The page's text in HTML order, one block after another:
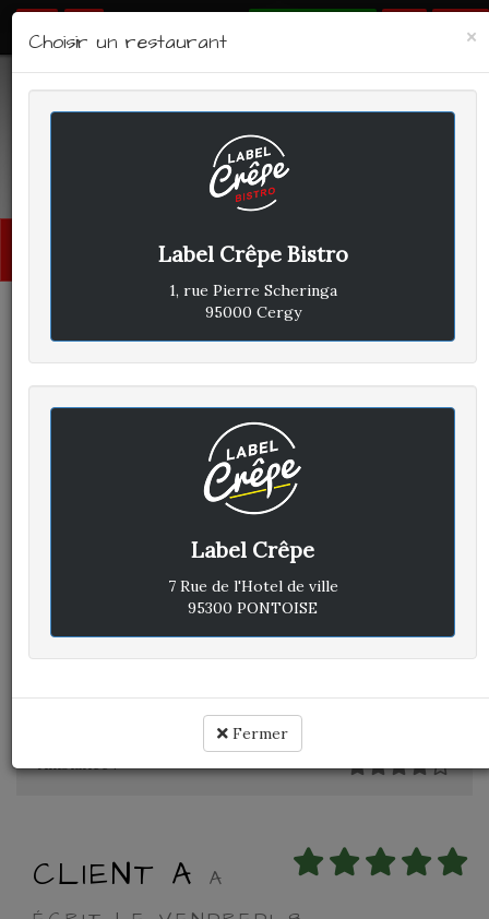
LABEL CRÊPE - BISTRO
CLIENT A A
ÉCRIT LE LUNDI 11 NOVEMBRE
Excellent comme d'habitude.
Service toujours efficace et agréable.
Un très bon moment.
Rapport qualité / prix :
Ambiance :
CLIENT A
A
×
Choisir un restaurant
Label Crêpe Bistro
1, rue Pierre Scheringa
95000 Cergy
Label Crêpe
7 Rue de l'Hotel de ville
95300 PONTOISE
Fermer